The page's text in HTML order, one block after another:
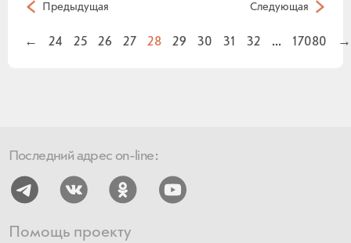
Предыдущая Следующая
← 24 25 26 27 28 29 30 31 32 ... 17080 →
Последний адрес on-line:
Помощь проекту